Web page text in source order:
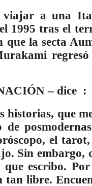
viajar a una
1995 tras el
la secta
– dice :
historias, que
el tarot,
Sin embargo,
escribo.
tan libre.